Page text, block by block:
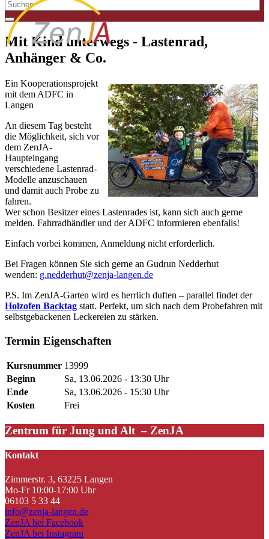
Mit Kind unterwegs - Lastenrad,
Anhänger & Co.
Ein Kooperationsprojekt
mit dem ADFC in
Langen
An diesem Tag besteht
die Möglichkeit, sich vor
dem ZenJA-
Haupteingang
verschiedene Lastenrad-
Modelle anzuschauen
und damit auch Probe zu
fahren.
Wer schon Besitzer eines Lastenrades ist, kann sich auch gerne
melden. Fahrradhändler und der ADFC informieren ebenfalls!
Einfach vorbei kommen, Anmeldung nicht erforderlich.
Bei Fragen können Sie sich gerne an Gudrun Nedderhut
wenden: g.nedderhut@zenja-langen.de
P.S. Im ZenJA-Garten wird es herrlich duften – parallel findet der
Holzofen Backtag statt. Perfekt, um sich nach dem Probefahren mit
selbstgebackenen Leckereien zu stärken.
Termin Eigenschaften
Kursnummer 13999
Beginn
Sa, 13.06.2026 - 13:30 Uhr
Ende
Sa, 13.06.2026 - 15:30 Uhr
Kosten
Frei
Zentrum für Jung und Alt – ZenJA
Kontakt
Zimmerstr. 3, 63225 Langen
Mo-Fr 10:00-17:00 Uhr
06103 5 33 44
info@zenja-langen.de
ZenJA bei Facebook
ZenJA bei Instagram